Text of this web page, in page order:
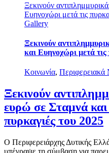
Ξεκινούν
Ευηνοχώρι μετά τις
Gallery
Ξεκινούν
και Ευηνοχώρι μετά
Κοινωνία, Περιφερειακά
Ξεκινούν
ευρώ σε Σταμνά
πυρκαγιές του 2025
Ο Περιφερειάρχης Δυτικής